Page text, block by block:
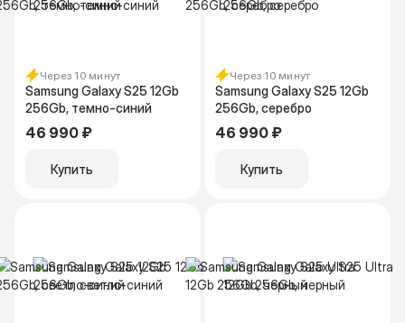
Через 10 минут
Samsung Galaxy S25 12Gb
256Gb, темно-синий
46 990 ₽
Купить
Через 10 минут
Samsung Galaxy S25 12Gb
256Gb, серебро
46 990 ₽
Купить